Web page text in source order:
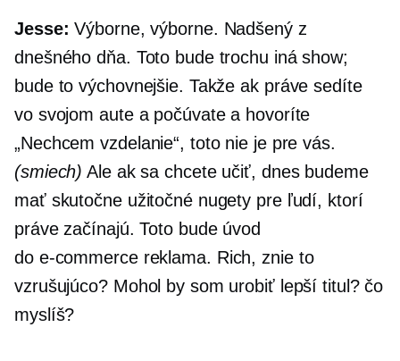
Jesse: Výborne, výborne. Nadšený z
dnešného dňa. Toto bude trochu iná show;
bude to výchovnejšie. Takže ak práve sedíte
vo svojom aute a počúvate a hovoríte
„Nechcem vzdelanie“, toto nie je pre vás.
(smiech) Ale ak sa chcete učiť, dnes budeme
mať skutočne užitočné nugety pre ľudí, ktorí
práve začínajú. Toto bude úvod
do e-commercereklama. Rich, znie to
vzrušujúco? Mohol by som urobiť lepší titul? čo
myslíš?